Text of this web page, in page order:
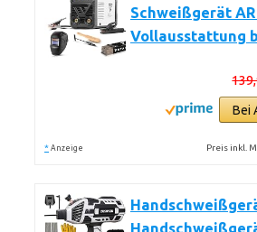
Schweißgerät
Vollausstattung
Bei
* Anzeige Preis inkl.